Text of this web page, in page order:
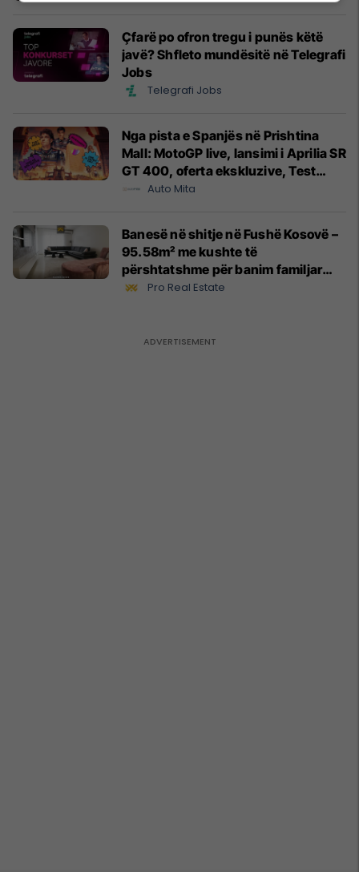
Çfarë po ofron tregu i punës këtë
javë? Shfleto mundësitë në Telegrafi
Jobs
Telegrafi Jobs
Nga pista e Spanjës në Prishtina
Mall: MotoGP live, lansimi i Aprilia SR
GT 400, oferta ekskluzive, Test
Drive dhe dhurata nga Ventoro
Auto Mita
Banesë në shitje në Fushë Kosovë –
95.58m² me kushte të
përshtatshme për banim familjar
#14531Pro Real Estate